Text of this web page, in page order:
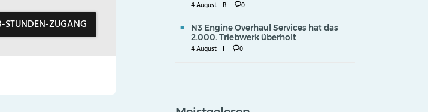
STUNDEN-ZUGANG
4 August -B-- 0
N3 Engine Overhaul Services hat das
2.000. Triebwerk überholt
4 August -I-- 0